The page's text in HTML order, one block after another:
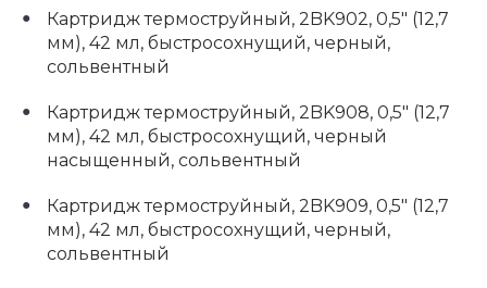
Картридж термоструйный, 2BK902, 0,5" (12,7
мм), 42 мл, быстросохнущий, черный,
сольвентный
Картридж термоструйный, 2BK908, 0,5" (12,7
мм), 42 мл, быстросохнущий, черный
насыщенный, сольвентный
Картридж термоструйный, 2BK909, 0,5" (12,7
мм), 42 мл, быстросохнущий, черный,
сольвентный